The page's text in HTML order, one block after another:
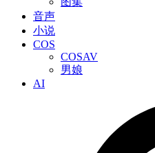
音声
小说
COS
COSAV
男娘
AI